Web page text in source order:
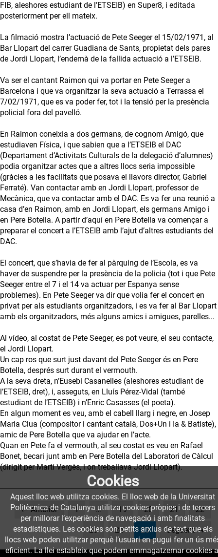
FIB, aleshores estudiant de l’ETSEIB) en Super8, i editada
posteriorment per ell mateix.
La filmació mostra l’actuació de Pete Seeger el 15/02/1971, al
Bar Llopart del carrer Guadiana de Sants, propietat dels pares
de Jordi Llopart, l’endemà de la fallida actuació a l’ETSEIB.
Va ser el cantant Raimon qui va portar en Pete Seeger a
Barcelona i que va organitzar la seva actuació a Terrassa el
7/02/1971, que es va poder fer, tot i la tensió per la presència
policial fora del pavelló.
En Raimon coneixia a dos germans, de cognom Amigó, que
estudiaven Física, i que sabien que a l’ETSEIB el DAC
(Departament d’Activitats Culturals de la delegació d’alumnes)
podia organitzar actes que a altres llocs seria impossible
(gràcies a les facilitats que posava el llavors director, Gabriel
Ferraté). Van contactar amb en Jordi Llopart, professor de
Mecànica, que va contactar amb el DAC. Es va fer una reunió a
casa d’en Raimon, amb en Jordi Llopart, els germans Amigo i
en Pere Botella. A partir d’aquí en Pere Botella va començar a
preparar el concert a l’ETSEIB amb l’ajut d’altres estudiants del
DAC.
El concert, que s’havia de fer al pàrquing de l’Escola, es va
haver de suspendre per la presència de la policia (tot i que Pete
Seeger entre el 7 i el 14 va actuar per Espanya sense
problemes). En Pete Seeger va dir que volia fer el concert en
privat per als estudiants organitzadors, i es va fer al Bar Llopart
amb els organitzadors, més alguns amics i amigues, parelles...
Al vídeo, al costat de Pete Seeger, es pot veure, el seu contacte,
el Jordi Llopart.
Un cap ros que surt just davant del Pete Seeger és en Pere
Botella, després surt durant el vermouth.
A la seva dreta, n’Eusebi Casanelles (aleshores estudiant de
l’ETSEIB, dret), i, asseguts, en Lluís Pérez-Vidal (també
estudiant de l’ETSEIB) i n’Enric Casasses (el poeta).
En algun moment es veu, amb el cabell llarg i negre, en Josep
Maria Clua (compositor i cantant català, Dos+Un i Ia & Batiste),
amic de Pere Botella que va ajudar en l’acte.
Quan en Pete fa el vermouth, al seu costat es veu en Rafael
Bonet, becari junt amb en Pere Botella del Laboratori de Càlcul
(dirigit per Martí Vergès, i on treballava Jordi Llopart).
← Anterior 1 … 19 20 21 22
23 24 25(current)Següent →
Cookies
Aquest lloc web utilitza cookies. El lloc web de la Universitat
Politècnica de Catalunya utilitza cookies pròpies i de tercers
per millorar l’experiència de navegació i amb finalitats
estadístiques. Les cookies són petits arxius de text que els
llocs web poden utilitzar perquè l’usuari en pugui fer un ús
eficient. La llei estableix que podem emmagatzemar cookies